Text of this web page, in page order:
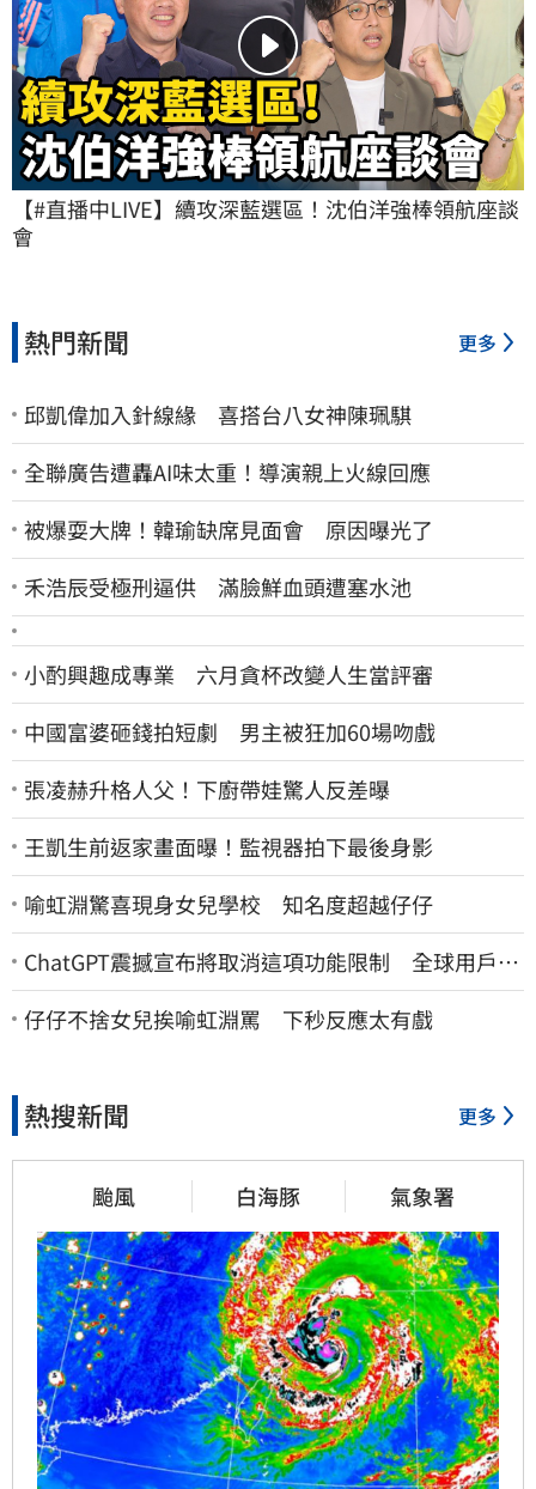
【#直播中LIVE】續攻深藍選區！沈伯洋強棒領航座談
會
熱門新聞 更多
邱凱偉加入針線緣 喜搭台八女神陳珮騏
全聯廣告遭轟AI味太重！導演親上火線回應
被爆耍大牌！韓瑜缺席見面會 原因曝光了
禾浩辰受極刑逼供 滿臉鮮血頭遭塞水池
小酌興趣成專業 六月貪杯改變人生當評審
中國富婆砸錢拍短劇 男主被狂加60場吻戲
張凌赫升格人父！下廚帶娃驚人反差曝
王凱生前返家畫面曝！監視器拍下最後身影
喻虹淵驚喜現身女兒學校 知名度超越仔仔
ChatGPT震撼宣布將取消這項功能限制 全球用戶即
刻起「免費」用到飽
仔仔不捨女兒挨喻虹淵罵 下秒反應太有戲
熱搜新聞 更多
颱風 白海豚 氣象署